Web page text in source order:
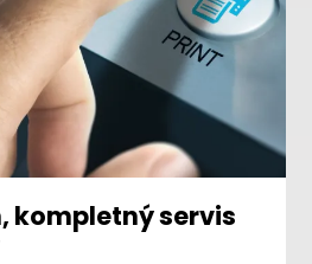
kompletný servis